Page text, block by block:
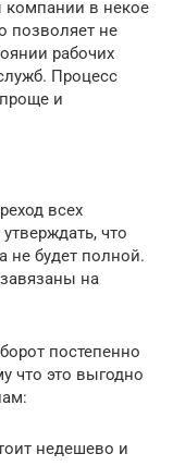
в некое
позволяет не
рабочих
Процесс
и
всех
что
не будет полной.
на
постепенно
что это выгодно
недешево и